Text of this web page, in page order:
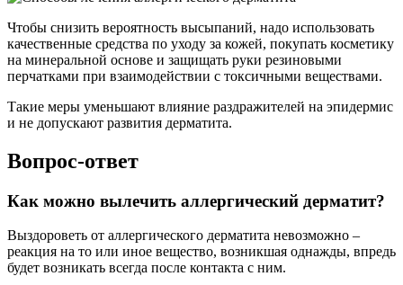
Чтобы снизить вероятность высыпаний, надо использовать
качественные средства по уходу за кожей, покупать косметику
на минеральной основе и защищать руки резиновыми
перчатками при взаимодействии с токсичными веществами.
Такие меры уменьшают влияние раздражителей на эпидермис
и не допускают развития дерматита.
Вопрос-ответ
Как можно вылечить аллергический дерматит?
Выздороветь от аллергического дерматита невозможно –
реакция на то или иное вещество, возникшая однажды, впредь
будет возникать всегда после контакта с ним.